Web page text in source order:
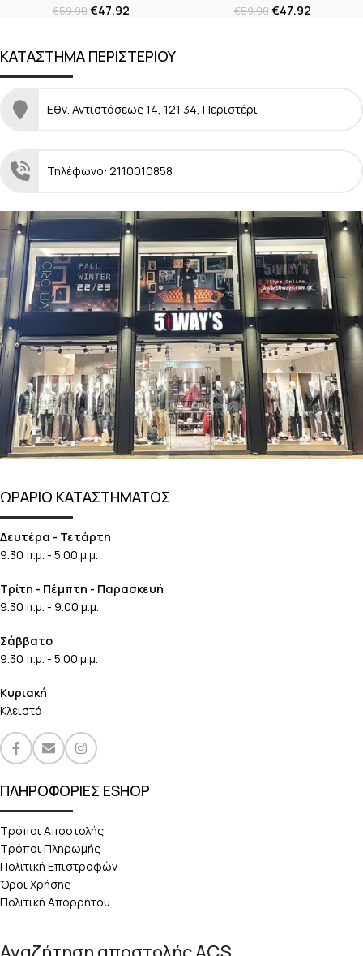
€59.90 €47.92 €59.90 €47.92
ΚΑΤΑΣΤΗΜΑ ΠΕΡΙΣΤΕΡΙΟΥ
Εθν. Αντιστάσεως 14, 121 34, Περιστέρι
Τηλέφωνο: 2110010858
ΩΡΑΡΙΟ ΚΑΤΑΣΤΗΜΑΤΟΣ
Δευτέρα - Τετάρτη
9.30 π.μ. - 5.00 μ.μ.
Τρίτη - Πέμπτη - Παρασκευή
9.30 π.μ. - 9.00 μ.μ.
Σάββατο
9.30 π.μ. - 5.00 μ.μ.
Κυριακή
Κλειστά
ΠΛΗΡΟΦΟΡΙΕΣ ESHOP
Τρόποι Αποστολής
Τρόποι Πληρωμής
Πολιτική Επιστροφών
Όροι Χρήσης
Πολιτική Απορρήτου